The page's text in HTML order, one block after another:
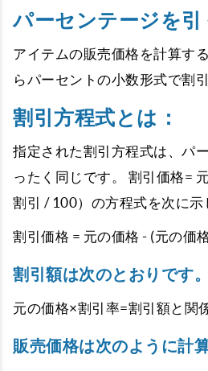
パーセンテージを引
アイテムの販売価格を計算す
らパーセントの小数形式で割
割引方程式とは：
指定された割引方程式は、パ
ったく同じです。 割引価格=
割引 / 100）の方程式を次に示
割引価格 = 元の価格 - (元の価
割引額は次のとおりです。
元の価格×割引率=割引額と関
販売価格は次のように計